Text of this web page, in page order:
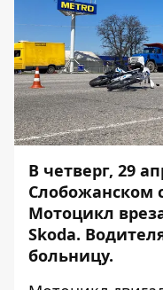
В четверг, 29
Слобожанском
Мотоцикл
Skoda.
больницу.